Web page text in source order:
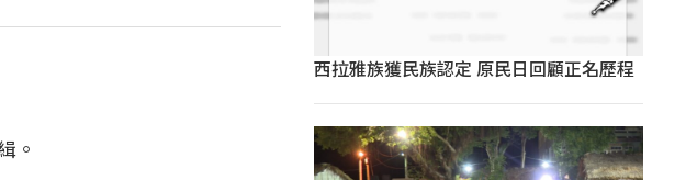
。
西拉雅族獲民族認定 原民日回顧正名歷程